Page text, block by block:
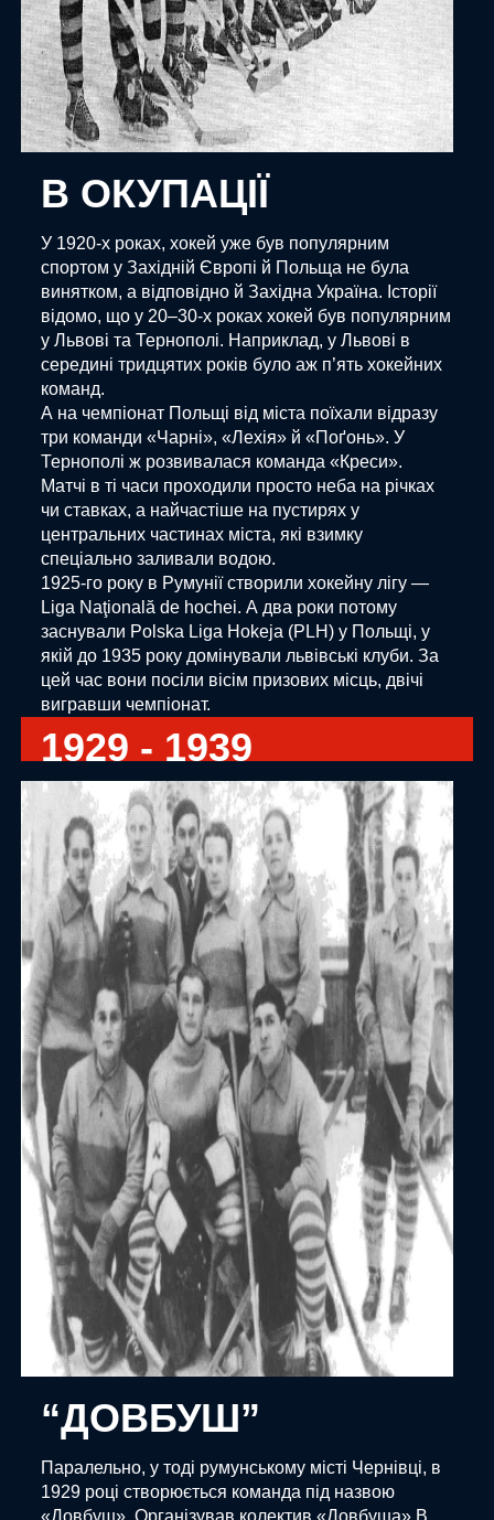
В ОКУПАЦІЇ
У 1920-х роках, хокей уже був популярним
спортом у Західній Європі й Польща не була
винятком, а відповідно й Західна Україна. Історії
відомо, що у 20–30-х роках хокей був популярним
у Львові та Тернополі. Наприклад, у Львові в
середині тридцятих років було аж п’ять хокейних
команд.
А на чемпіонат Польщі від міста поїхали відразу
три команди «Чарні», «Лехія» й «Поґонь». У
Тернополі ж розвивалася команда «Креси».
Матчі в ті часи проходили просто неба на річках
чи ставках, а найчастіше на пустирях у
центральних частинах міста, які взимку
спеціально заливали водою.
1925-го року в Румунії створили хокейну лігу —
Liga Naţională de hochei. А два роки потому
заснували Polska Liga Hokeja (PLH) у Польщі, у
якій до 1935 року домінували львівські клуби. За
цей час вони посіли вісім призових місць, двічі
вигравши чемпіонат.
1929 - 1939
“ДОВБУШ”
Паралельно, у тоді румунському місті Чернівці, в
1929 році створюється команда під назвою
«Довбуш». Організував колектив «Довбуша» В.